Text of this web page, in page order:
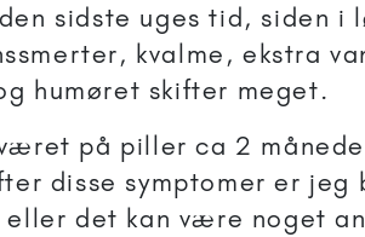
sidste uges tid, siden i
kvalme, ekstra
humøret skifter meget.
på piller ca 2
disse symptomer er jeg
det kan være noget